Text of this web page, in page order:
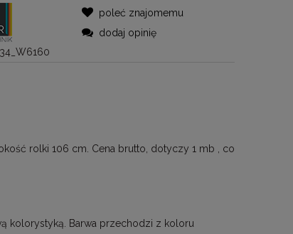
34_W6160
poleć znajomemu
dodaj opinię
rolki 106 cm. Cena brutto, dotyczy 1 mb , co
kolorystyką. Barwa przechodzi z koloru